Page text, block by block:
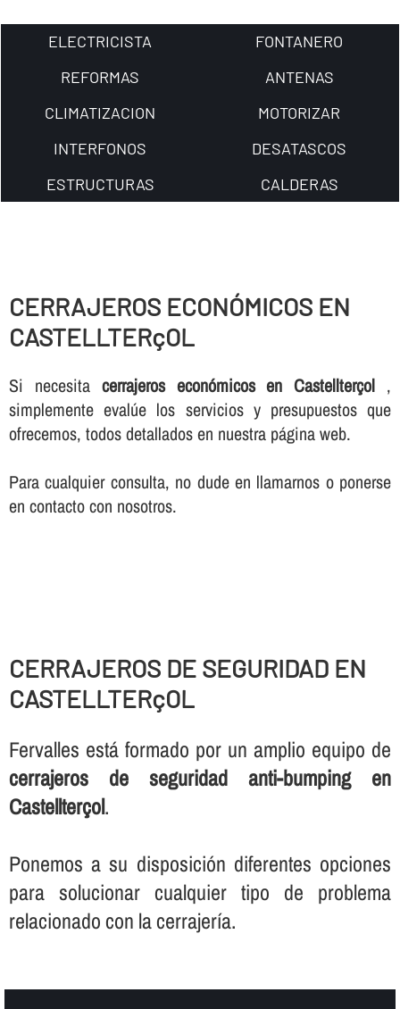
ELECTRICISTA
FONTANERO
REFORMAS
ANTENAS
CLIMATIZACION
MOTORIZAR
INTERFONOS
DESATASCOS
ESTRUCTURAS
CALDERAS
CERRAJEROS ECONÓMICOS EN
CASTELLTERçOL
Si necesita cerrajeros económicos en Castellterçol ,
simplemente evalúe los servicios y presupuestos que
ofrecemos, todos detallados en nuestra página web.
Para cualquier consulta, no dude en llamarnos o ponerse
en contacto con nosotros.
CERRAJEROS DE SEGURIDAD EN
CASTELLTERçOL
Fervalles está formado por un amplio equipo de
cerrajeros de seguridad anti-bumping en
Castellterçol.
Ponemos a su disposición diferentes opciones
para solucionar cualquier tipo de problema
relacionado con la cerrajerí­a.